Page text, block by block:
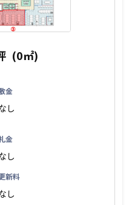
(0㎡)
金
し
金
し
新料
し